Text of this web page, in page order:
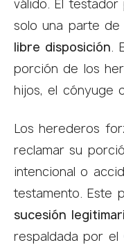
válido. El
solo una parte de
libre disposición.
porción de los
hijos, el cónyuge
Los herederos
reclamar su
intencional o
testamento. Este
sucesión
respaldada por el